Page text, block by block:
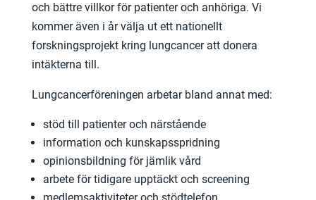
och bättre villkor för patienter och anhöriga. Vi
kommer även i år välja ut ett nationellt
forskningsprojekt kring lungcancer att donera
intäkterna till.
Lungcancerföreningen arbetar bland annat med:
stöd till patienter och närstående
information och kunskapsspridning
opinionsbildning för jämlik vård
arbete för tidigare upptäckt och screening